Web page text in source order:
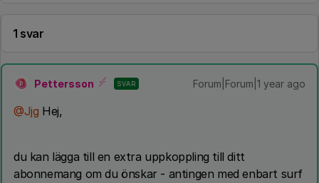
1 svar
P Pettersson SVAR Forum|Forum|1 year ago
@Jjg Hej,
du kan lägga till en extra uppkoppling till ditt
abonnemang om du önskar - antingen med enbart surf